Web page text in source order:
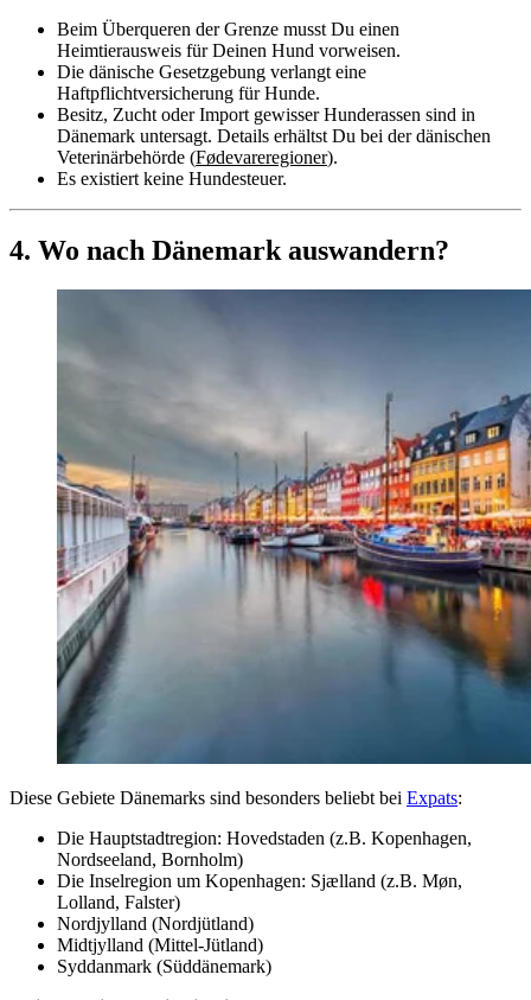
Beim Überqueren der Grenze musst Du einen
Heimtierausweis für Deinen Hund vorweisen.
Die dänische Gesetzgebung verlangt eine
Haftpflichtversicherung für Hunde.
Besitz, Zucht oder Import gewisser Hunderassen sind in
Dänemark untersagt. Details erhältst Du bei der dänischen
Veterinärbehörde (Fødevareregioner).
Es existiert keine Hundesteuer.
4. Wo nach Dänemark auswandern?
Diese Gebiete Dänemarks sind besonders beliebt bei Expats:
Die Hauptstadtregion: Hovedstaden (z.B. Kopenhagen,
Nordseeland, Bornholm)
Die Inselregion um Kopenhagen: Sjælland (z.B. Møn,
Lolland, Falster)
Nordjylland (Nordjütland)
Midtjylland (Mittel-Jütland)
Syddanmark (Süddänemark)